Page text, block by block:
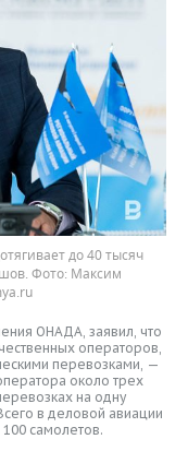
до 40 тысяч
Максим
ОНАДА, заявил, что
операторов,
перевозками, —
около трех
на одну
в деловой авиации
самолетов.